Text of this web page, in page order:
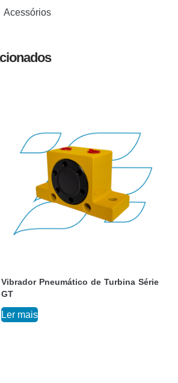
Acessórios
Vibrador Pneumático de Turbina Série
GT
Ler mais